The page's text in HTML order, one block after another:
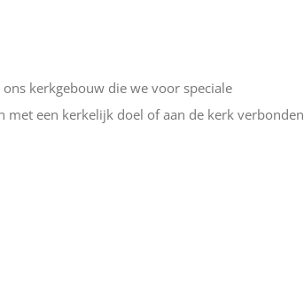
kerkgebouw die we voor speciale
een kerkelijk doel of aan de kerk verbonden